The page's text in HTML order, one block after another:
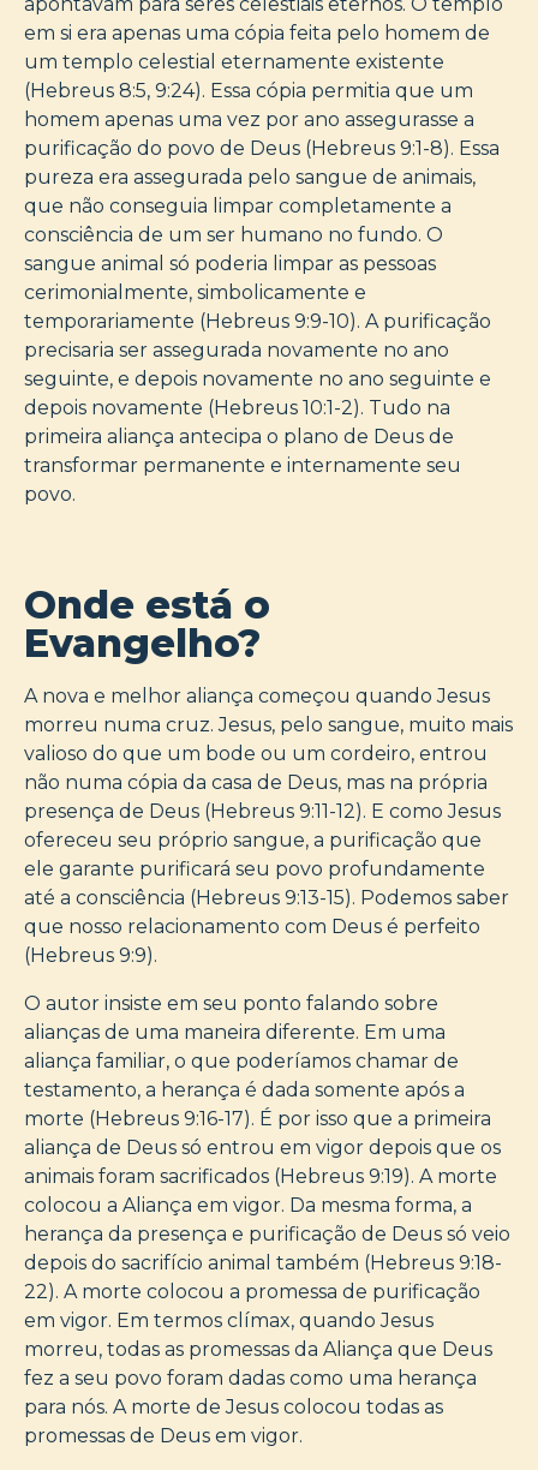
em si era apenas uma cópia feita pelo homem de
um templo celestial eternamente existente
(Hebreus 8:5, 9:24). Essa cópia permitia que um
homem apenas uma vez por ano assegurasse a
purificação do povo de Deus (Hebreus 9:1-8). Essa
pureza era assegurada pelo sangue de animais,
que não conseguia limpar completamente a
consciência de um ser humano no fundo. O
sangue animal só poderia limpar as pessoas
cerimonialmente, simbolicamente e
temporariamente (Hebreus 9:9-10). A purificação
precisaria ser assegurada novamente no ano
seguinte, e depois novamente no ano seguinte e
depois novamente (Hebreus 10:1-2). Tudo na
primeira aliança antecipa o plano de Deus de
transformar permanente e internamente seu
povo.
Onde está o
Evangelho?
A nova e melhor aliança começou quando Jesus
morreu numa cruz. Jesus, pelo sangue, muito mais
valioso do que um bode ou um cordeiro, entrou
não numa cópia da casa de Deus, mas na própria
presença de Deus (Hebreus 9:11-12). E como Jesus
ofereceu seu próprio sangue, a purificação que
ele garante purificará seu povo profundamente
até a consciência (Hebreus 9:13-15). Podemos saber
que nosso relacionamento com Deus é perfeito
(Hebreus 9:9).
O autor insiste em seu ponto falando sobre
alianças de uma maneira diferente. Em uma
aliança familiar, o que poderíamos chamar de
testamento, a herança é dada somente após a
morte (Hebreus 9:16-17). É por isso que a primeira
aliança de Deus só entrou em vigor depois que os
animais foram sacrificados (Hebreus 9:19). A morte
colocou a Aliança em vigor. Da mesma forma, a
herança da presença e purificação de Deus só veio
depois do sacrifício animal também (Hebreus 9:18-
22). A morte colocou a promessa de purificação
em vigor. Em termos clímax, quando Jesus
morreu, todas as promessas da Aliança que Deus
fez a seu povo foram dadas como uma herança
para nós. A morte de Jesus colocou todas as
promessas de Deus em vigor.